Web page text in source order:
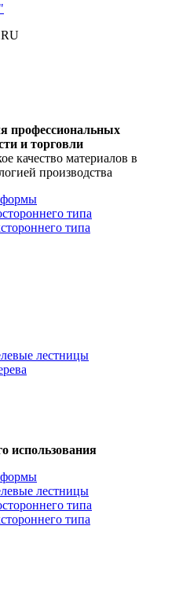
профессиональных
и торговли
качество материалов в
производства
типа
типа
лестницы
использования
лестницы
типа
типа